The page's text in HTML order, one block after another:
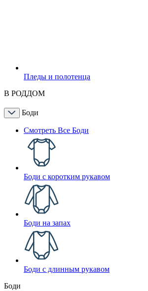
Пледы и полотенца
В РОДДОМ
Боди
Смотреть Все Боди
Боди с коротким рукавом
Боди на запах
Боди с длинным рукавом
Боди